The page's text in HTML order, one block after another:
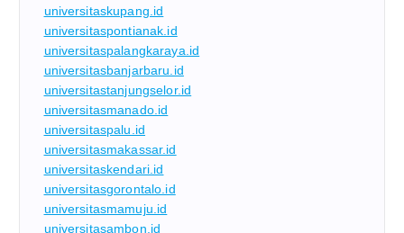
universitaskupang.id
universitaspontianak.id
universitaspalangkaraya.id
universitasbanjarbaru.id
universitastanjungselor.id
universitasmanado.id
universitaspalu.id
universitasmakassar.id
universitaskendari.id
universitasgorontalo.id
universitasmamuju.id
universitasambon.id